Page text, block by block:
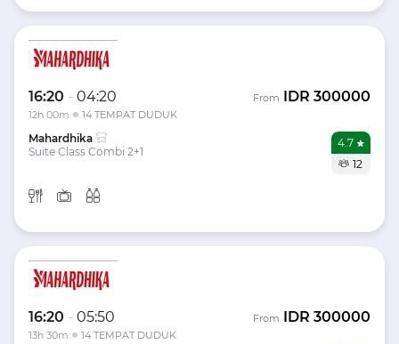
16:20 - 04:20
12h 00m 14 TEMPAT DUDUK
From IDR 300000
Mahardhika
Suite Class Combi 2+1
4.7
12
16:20 - 05:50
13h 30m 14 TEMPAT DUDUK
From IDR 300000